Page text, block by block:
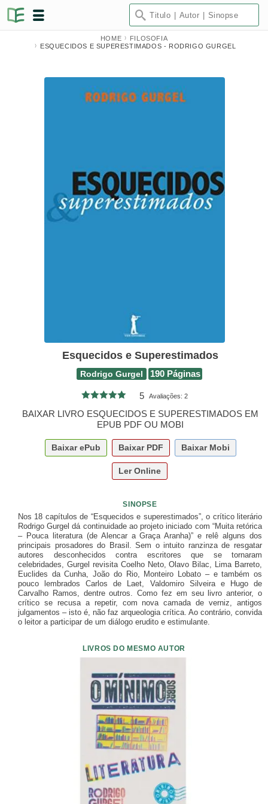
HOME
FILOSOFIA
ESQUECIDOS E SUPERESTIMADOS - RODRIGO GURGEL
Esquecidos e Superestimados
Rodrigo Gurgel 190 Páginas
5 Avaliações: 2
BAIXAR LIVRO ESQUECIDOS E SUPERESTIMADOS EM
EPUB PDF OU MOBI
Baixar ePub Baixar PDF Baixar Mobi
Ler Online
SINOPSE
Nos 18 capítulos de “Esquecidos e superestimados”, o crítico literário
Rodrigo Gurgel dá continuidade ao projeto iniciado com “Muita retórica
– Pouca literatura (de Alencar a Graça Aranha)” e relê alguns dos
principais prosadores do Brasil. Sem o intuito ranzinza de resgatar
autores desconhecidos contra escritores que se tornaram
celebridades, Gurgel revisita Coelho Neto, Olavo Bilac, Lima Barreto,
Euclides da Cunha, João do Rio, Monteiro Lobato – e também os
pouco lembrados Carlos de Laet, Valdomiro Silveira e Hugo de
Carvalho Ramos, dentre outros. Como fez em seu livro anterior, o
crítico se recusa a repetir, com nova camada de verniz, antigos
julgamentos – isto é, não faz arqueologia crítica. Ao contrário, convida
o leitor a participar de um diálogo erudito e estimulante.
LIVROS DO MESMO AUTOR